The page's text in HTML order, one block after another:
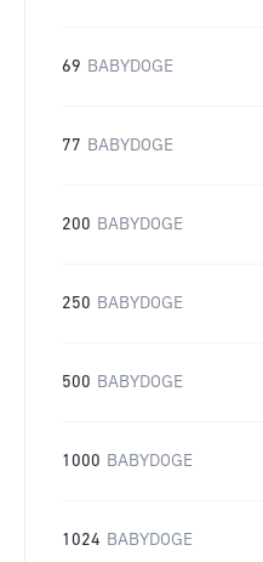
69 BABYDOGE
77 BABYDOGE
200 BABYDOGE
250 BABYDOGE
500 BABYDOGE
1000 BABYDOGE
1024 BABYDOGE